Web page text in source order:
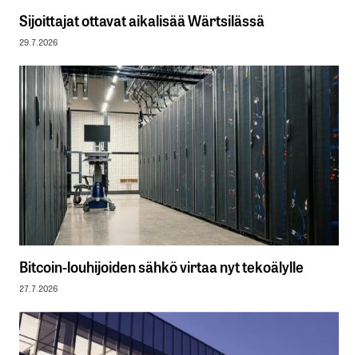
Sijoittajat ottavat aikalisää Wärtsilässä
29.7.2026
Bitcoin-louhijoiden sähkö virtaa nyt tekoälylle
27.7.2026